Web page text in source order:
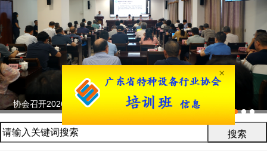
协会召开2026年鉴定评审及人员考试工作会议...
×